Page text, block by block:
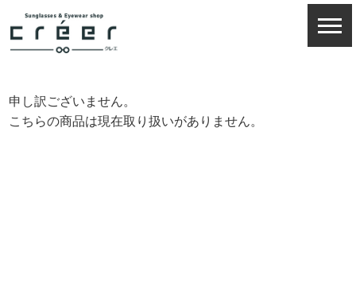
申し訳ございません。
こちらの商品は現在取り扱いがありません。